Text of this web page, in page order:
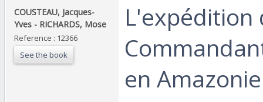
‎COUSTEAU, Jacques-
Yves - RICHARDS, Mose‎
Reference : 12366
See the book
‎L'expédition
en Amazonie‎